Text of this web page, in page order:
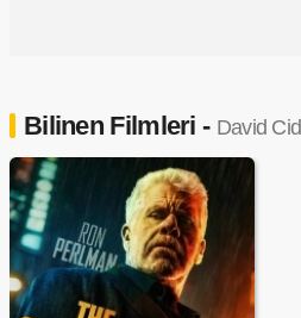
Bilinen Filmleri - David Cid